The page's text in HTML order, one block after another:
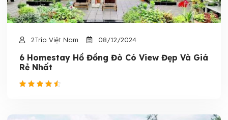
2Trip Việt Nam 08/12/2024
6 Homestay Hồ Đồng Đò Có View Đẹp Và Giá
Rẻ Nhất